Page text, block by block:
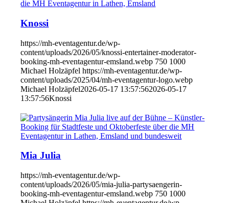
Knossi
https://mh-eventagentur.de/wp-
content/uploads/2026/05/knossi-entertainer-moderator-
booking-mh-eventagentur-emsland.webp 750 1000
Michael Holzäpfel https://mh-eventagentur.de/wp-
content/uploads/2025/04/mh-eventagentur-logo.webp
Michael Holzäpfel2026-05-17 13:57:562026-05-17
13:57:56Knossi
Mia Julia
https://mh-eventagentur.de/wp-
content/uploads/2026/05/mia-julia-partysaengerin-
booking-mh-eventagentur-emsland.webp 750 1000